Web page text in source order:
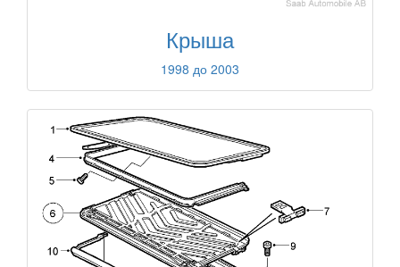
Крыша
1998 до 2003